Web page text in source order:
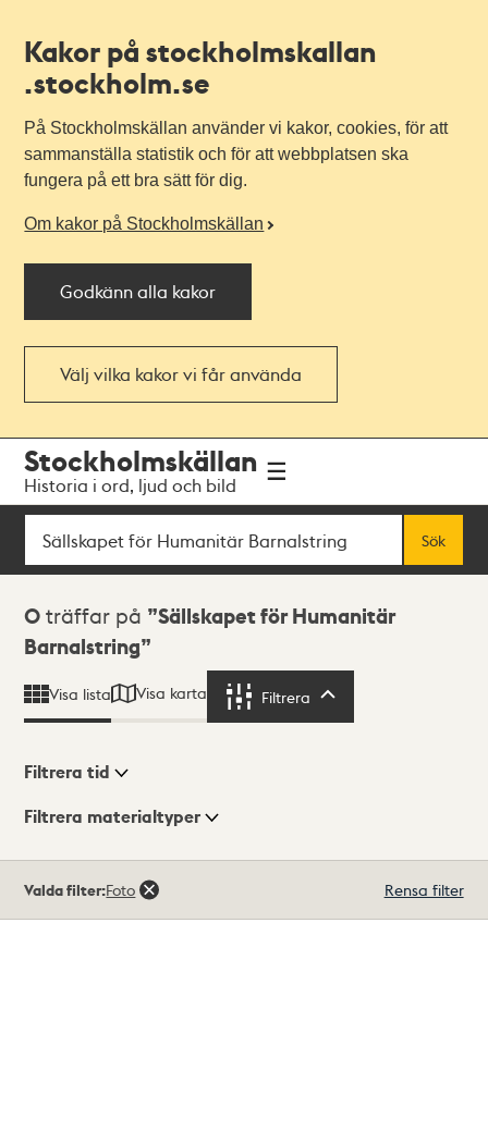
Kakor på stockholmskallan
.stockholm.se
På Stockholmskällan använder vi kakor, cookies, för att
sammanställa statistik och för att webbplatsen ska
fungera på ett bra sätt för dig.
Om kakor på Stockholmskällan
Godkänn alla kakor
Välj vilka kakor vi får använda
navigationen
huvudinnehållet
Stockholmskällan
Historia i ord, ljud och bild
Sök
Sök
Sökresultat
0 träffar på
Sällskapet för Humanitär
Barnalstring
Visa lista Visa karta Filtrera
Visningsläge
Filtrera tid
Filtrera materialtyper
träffar
Valda filter:Foto Rensa filter